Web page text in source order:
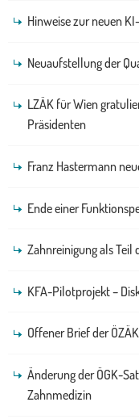
Hinweise zur neuen
Neuaufstellung der
LZÄK für Wien
Präsidenten
Franz Hastermann
Ende einer
Zahnreinigung als Teil
KFA-Pilotprojekt –
Offener Brief der
Änderung der ÖGK-
Zahnmedizin